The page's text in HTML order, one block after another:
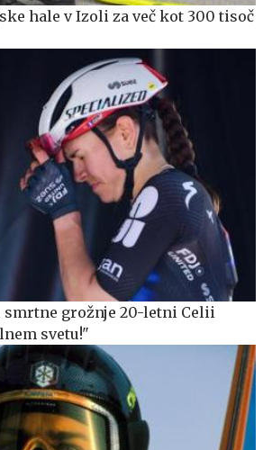
hale v Izoli za več kot 300 tisoč
smrtne grožnje 20-letni Celii
svetu!"